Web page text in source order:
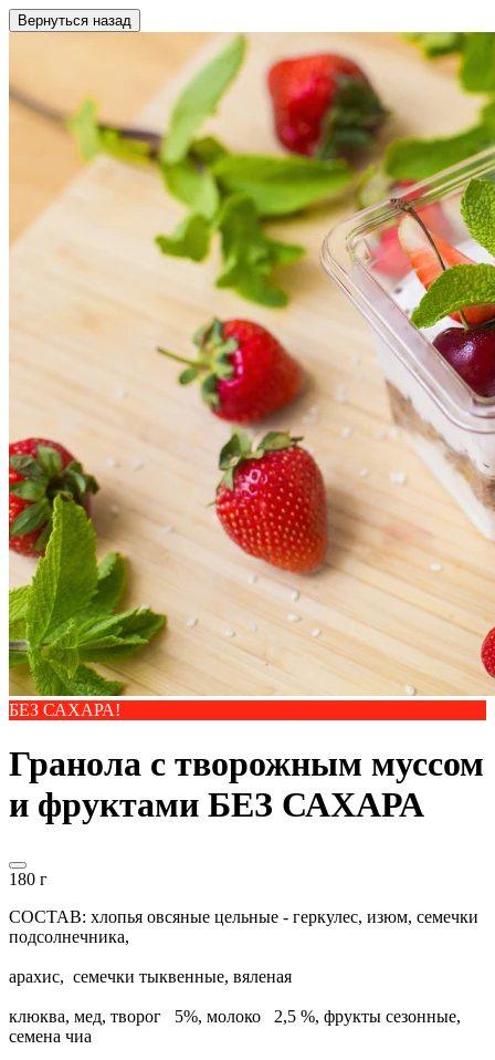
Вернуться назад
БЕЗ САХАРА!
Гранола с творожным муссом
и фруктами БЕЗ САХАРА
180 г
СОСТАВ: хлопья овсяные цельные - геркулес, изюм, семечки
подсолнечника,
арахис, семечки тыквенные, вяленая
клюква, мед, творог 5%, молоко 2,5 %, фрукты сезонные,
семена чиа